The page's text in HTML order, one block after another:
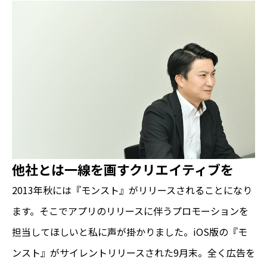
他社とは一線を画すクリエイティブを
2013年秋には『モンスト』がリリースされることになり
ます。そこでアプリのリリースに伴うプロモーションを
担当してほしいと私に声が掛かりました。iOS版の『モ
ンスト』がサイレントリリースされた9月末。全く広告を